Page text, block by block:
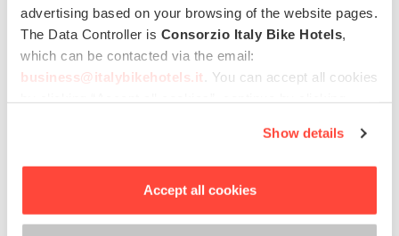
advertising based on your browsing of the website pages.
The Data Controller is Consorzio Italy Bike Hotels,
which can be contacted via the email:
business@italybikehotels.it . You can accept all cookies
In order to withdraw the consent provided previously and
to view the complete information on data processing,
Show details
Accept all cookies